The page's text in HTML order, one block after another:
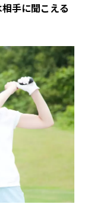
手に聞こえる